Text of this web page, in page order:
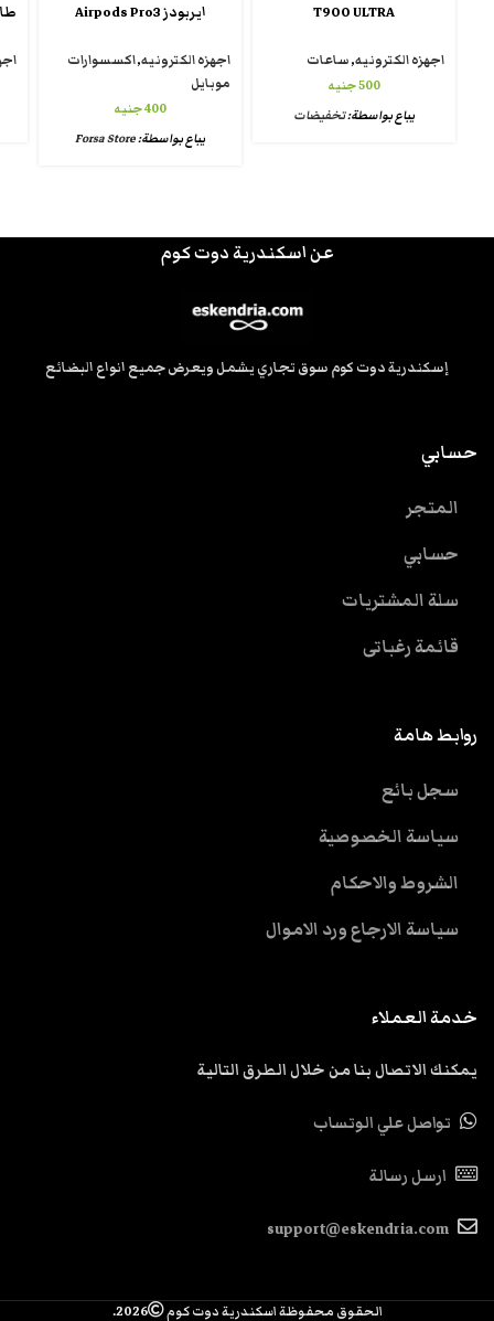
T900 ULTRA
اجهزه الكترونيه,ساعات
500جنيه
يباع بواسطة:تخفيضات
ايربودز Airpods Pro3
اجهزه الكترونيه,اكسسوارات
موبايل
400جنيه
يباع بواسطة:Forsa Store
عن اسكندرية دوت كوم
إسكندرية دوت كوم سوق تجاري يشمل ويعرض جميع انواع البضائع
حسابي
المتجر
حسابي
سلة المشتريات
قائمة رغباتى
روابط هامة
سجل بائع
سياسة الخصوصية
الشروط والاحكام
سياسة الارجاع ورد الاموال
خدمة العملاء
يمكنك الاتصال بنا من خلال الطرق التالية
تواصل علي الوتساب
ارسل رسالة
support@eskendria.com
الحقوق محفوظة اسكندرية دوت كوم 2026.